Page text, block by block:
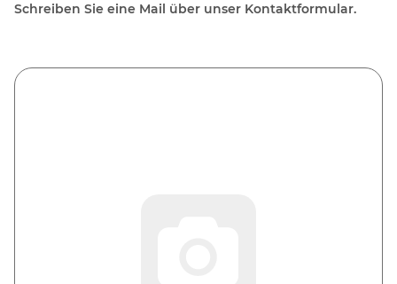
Schreiben Sie eine Mail über unser Kontaktformular.